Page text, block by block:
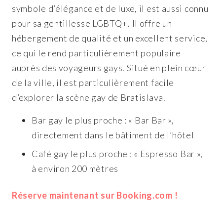
symbole d’élégance et de luxe, il est aussi connu
pour sa gentillesse LGBTQ+. Il offre un
hébergement de qualité et un excellent service,
ce qui le rend particulièrement populaire
auprès des voyageurs gays. Situé en plein cœur
de la ville, il est particulièrement facile
d’explorer la scène gay de Bratislava.
Bar gay le plus proche : « Bar Bar »,
directement dans le bâtiment de l’hôtel
Café gay le plus proche : « Espresso Bar »,
à environ 200 mètres
Réserve maintenant sur Booking.com !